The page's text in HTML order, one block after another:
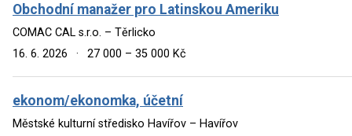
Obchodní manažer pro Latinskou Ameriku
COMAC CAL s.r.o. – Těrlicko
16. 6. 2026
· 27 000 – 35 000 Kč
ekonom/ekonomka, účetní
Městské kulturní středisko Havířov – Havířov